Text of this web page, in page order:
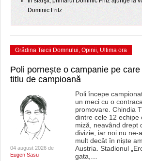
Dominic Fritz
Grădina Taicii Domnului, Opinii, Ultima ora
Poli pornește o campanie pe
titlu de campioană
04 august 2026 de
Eugen Sasu
Poli începe
un meci cu o
promovare. Chindia
dintre cele 12 echipe
miză, neavând drept
divizie, iar noi nu ne-
mult decât în niște
Austria. Stadionul
gata,